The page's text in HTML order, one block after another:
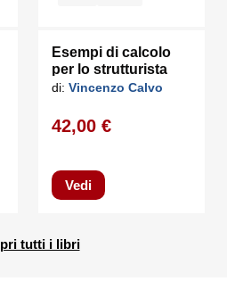
Esempi di calcolo
per lo strutturista
di: Vincenzo Calvo
42,00 €
Vedi
tutti i libri